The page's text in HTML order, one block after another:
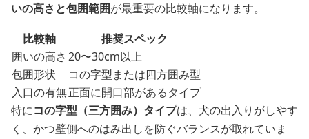
いの高さと包囲範囲が最重要の比較軸になります。
比較軸
推奨スペック
囲いの高さ 20〜30cm以上
包囲形状
コの字型または四方囲み型
入口の有無正面に開口部があるタイプ
特にコの字型（三方囲み）タイプは、犬の出入りがしやす
く、かつ壁側へのはみ出しを防ぐバランスが取れていま